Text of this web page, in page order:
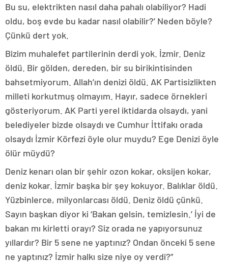
Bu su, elektrikten nasıl daha pahalı olabiliyor? Hadi
oldu, boş evde bu kadar nasıl olabilir?’ Neden böyle?
Çünkü dert yok.
Bizim muhalefet partilerinin derdi yok. İzmir. Deniz
öldü. Bir gölden, dereden, bir su birikintisinden
bahsetmiyorum. Allah’ın denizi öldü. AK Partisizlikten
milleti korkutmuş olmayım. Hayır, sadece örnekleri
gösteriyorum. AK Parti yerel iktidarda olsaydı, yani
belediyeler bizde olsaydı ve Cumhur İttifakı orada
olsaydı İzmir Körfezi öyle olur muydu? Ege Denizi öyle
ölür müydü?
Deniz kenarı olan bir şehir ozon kokar, oksijen kokar,
deniz kokar. İzmir başka bir şey kokuyor. Balıklar öldü.
Yüzbinlerce, milyonlarcası öldü. Deniz öldü çünkü.
Sayın başkan diyor ki ‘Bakan gelsin, temizlesin.’ İyi de
bakan mı kirletti orayı? Siz orada ne yapıyorsunuz
yıllardır? Bir 5 sene ne yaptınız? Ondan önceki 5 sene
ne yaptınız? İzmir halkı size niye oy verdi?”